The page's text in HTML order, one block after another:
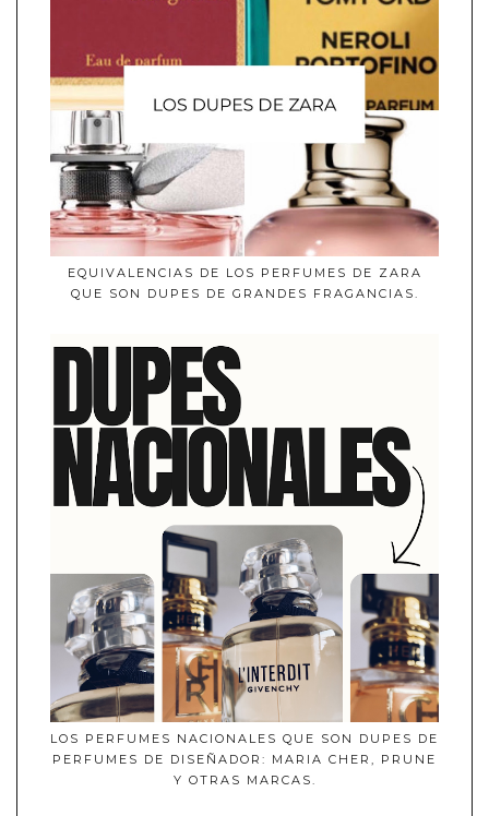
EQUIVALENCIAS DE LOS PERFUMES DE ZARA
QUE SON DUPES DE GRANDES FRAGANCIAS.
LOS PERFUMES NACIONALES QUE SON DUPES DE
PERFUMES DE DISEÑADOR: MARIA CHER, PRUNE
Y OTRAS MARCAS.